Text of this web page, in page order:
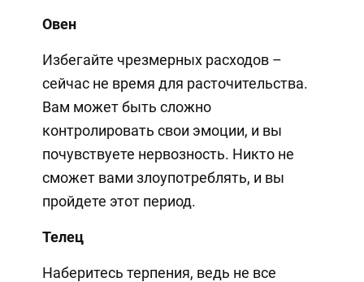
Овен
Избегайте чрезмерных расходов –
сейчас не время для расточительства.
Вам может быть сложно
контролировать свои эмоции, и вы
почувствуете нервозность. Никто не
сможет вами злоупотреблять, и вы
пройдете этот период.
Телец
Наберитесь терпения, ведь не все